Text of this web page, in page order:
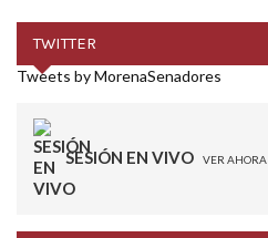
TWITTER
Tweets by MorenaSenadores
SESIÓN EN VIVO VER AHORA